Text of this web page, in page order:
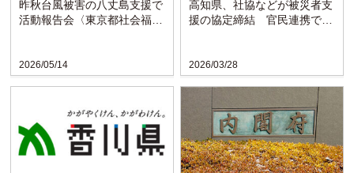
2026/05/14
昨秋台風被害の八丈島支援で
活動報告会〈東京都社会福祉
2026/03/28
高知県、社協などが被災者支
援の協定締結 官民連携で体